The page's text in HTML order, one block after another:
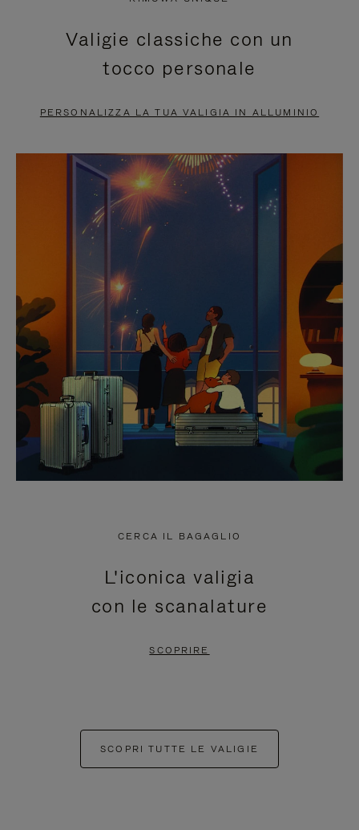
PAUSA,
PREMERE
METTERLO
PAUSA
PREMI
PER
ATTIVARE
Valigie classiche con un
tocco personale
PERSONALIZZA LA TUA VALIGIA IN ALLUMINIO
CERCA IL BAGAGLIO
L'iconica valigia
con le scanalature
SCOPRIRE
SCOPRI TUTTE LE VALIGIE